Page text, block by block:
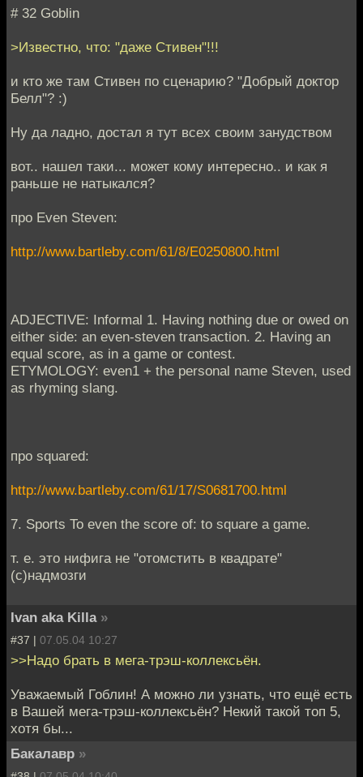
# 32 Goblin
>Известно, что: "даже Стивен"!!!
и кто же там Стивен по сценарию? "Добрый доктор
Белл"? :)
Ну да ладно, достал я тут всех своим занудством
вот.. нашел таки... может кому интересно.. и как я
раньше не натыкался?
про Even Steven:
http://www.bartleby.com/61/8/E0250800.html
ADJECTIVE: Informal 1. Having nothing due or owed on
either side: an even-steven transaction. 2. Having an
equal score, as in a game or contest.
ETYMOLOGY: even1 + the personal name Steven, used
as rhyming slang.
про squared:
http://www.bartleby.com/61/17/S0681700.html
7. Sports To even the score of: to square a game.
т. е. это нифига не "отомстить в квадрате"
(с)надмозги
Ivan aka Killa »
#37 | 07.05.04 10:27
>>Надо брать в мега-трэш-коллексьён.
Уважаемый Гоблин! А можно ли узнать, что ещё есть
в Вашей мега-трэш-коллексьён? Некий такой топ 5,
хотя бы...
Бакалавр »